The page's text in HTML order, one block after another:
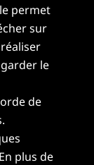
permet
sur
le
de
plus de